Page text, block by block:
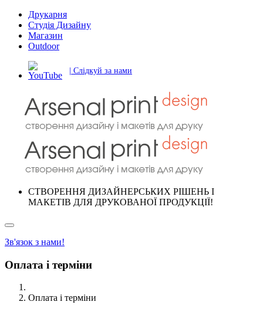
Друкарня
Студія Дизайну
Магазин
Outdoor
| Слідкуй за нами
СТВОРЕННЯ ДИЗАЙНЕРСЬКИХ РІШЕНЬ І
МАКЕТІВ ДЛЯ ДРУКОВАНОЇ ПРОДУКЦІЇ!
Зв'язок з нами!
Оплата і терміни
Оплата і терміни